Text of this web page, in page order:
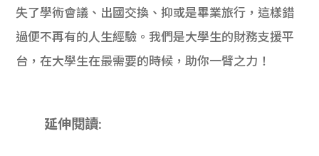
失了學術會議、出國交換、抑或是畢業旅行，這樣錯
過便不再有的人生經驗。我們是大學生的財務支援平
台，在大學生在最需要的時候，助你一臂之力！
延伸閱讀: